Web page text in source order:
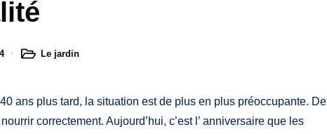
PostedLe jardin
ans plus tard, la situation est de plus en plus préoccupante. De
correctement. Aujourd’hui, c’est l’ anniversaire que les